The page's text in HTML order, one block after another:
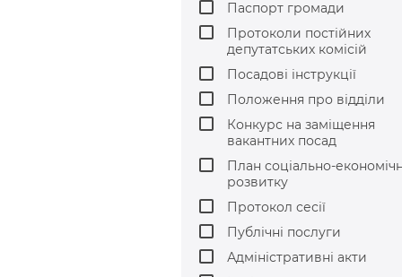
Паспорт громади
Протоколи постійних
депутатських комісій
Посадові інструкції
Положення про відділи
Конкурс на заміщення
вакантних посад
План соціально-
розвитку
Протокол сесії
Публічні послуги
Адміністративні акти